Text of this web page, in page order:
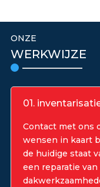
ONZE
WERKWIJZE
01.
Contact met ons
wensen in kaart
de huidige staat
een reparatie